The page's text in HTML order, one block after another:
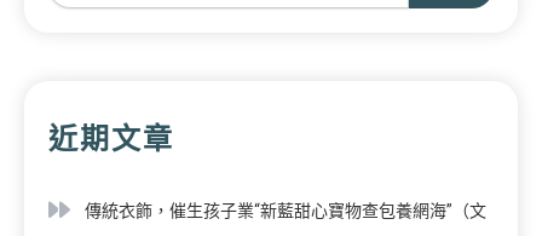
近期文章
傳統衣飾，催生孩子業“新藍甜心寶物查包養網海”（文